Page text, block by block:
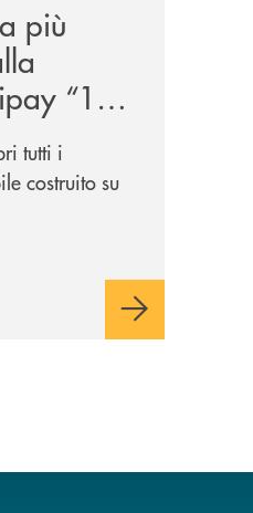
più
“110
Te!”
tutti i
costruito su